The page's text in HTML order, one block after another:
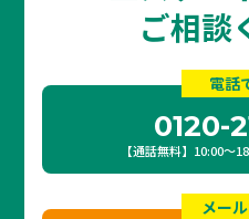
ご相談
電話
0120-
【通話無料】10:00〜
メー